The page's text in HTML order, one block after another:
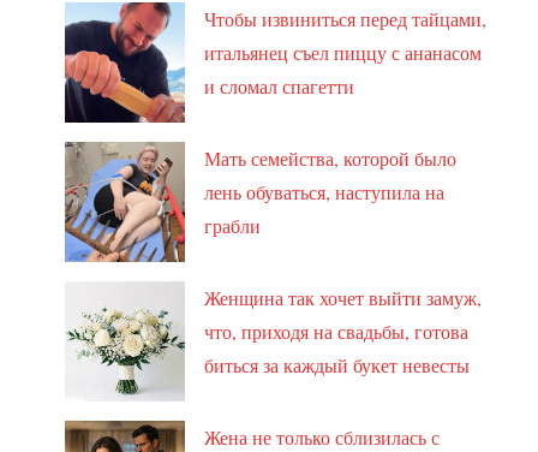
Чтобы извиниться перед тайцами,
итальянец съел пиццу с ананасом
и сломал спагетти
Мать семейства, которой было
лень обуваться, наступила на
грабли
Женщина так хочет выйти замуж,
что, приходя на свадьбы, готова
биться за каждый букет невесты
Жена не только сблизилась с